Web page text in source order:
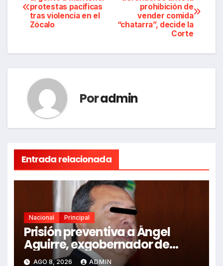
de
entradas
prohibición de
vender comida
“chatarra”, decide la
Corte
protestas pacíficas
tras violencia en el
Zócalo
Poradmin
Entrada relacionada
Nacional Principal
Prisión preventiva a Ángel
Aguirre, exgobernador de
Guerrero, por caso Ayotzinapa
AGO 8, 2026 ADMIN